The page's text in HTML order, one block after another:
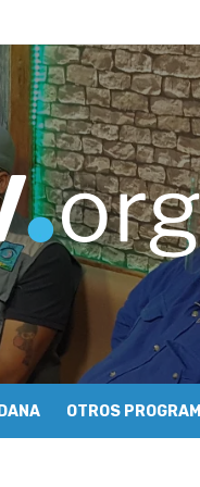
crisis que golpea a los
un ecosistema de
Costero Nilahue
OTROS